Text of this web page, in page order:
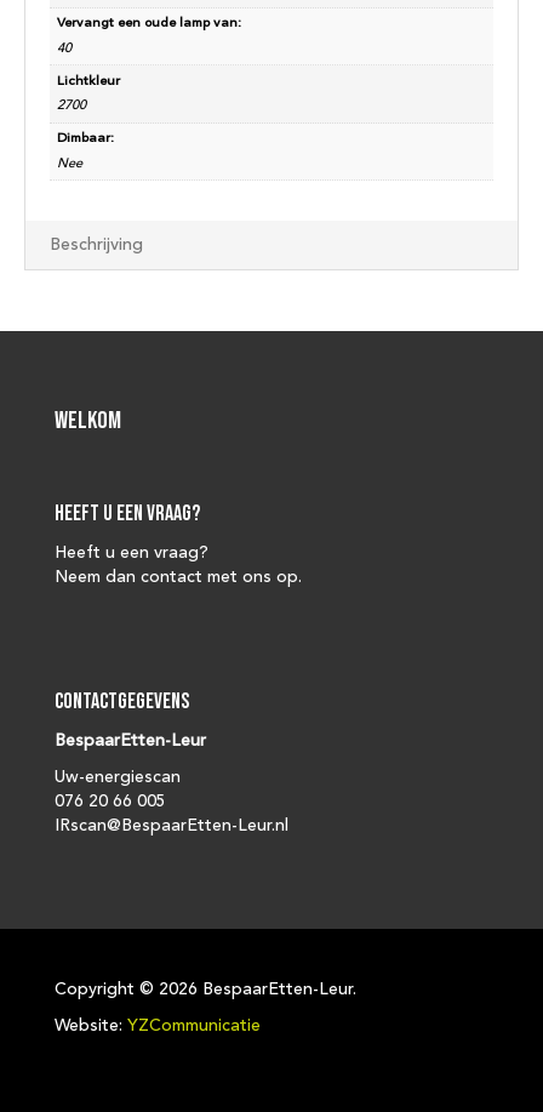
Vervangt een oude lamp van:
40
Lichtkleur
2700
Dimbaar:
Nee
Beschrijving
Welkom
Heeft u een vraag?
Heeft u een vraag?
Neem dan contact met ons op.
Contactgegevens
BespaarEtten-Leur
Uw-energiescan
076 20 66 005
IRscan@BespaarEtten-Leur.nl
Copyright © 2026 BespaarEtten-Leur.
Website: YZCommunicatie